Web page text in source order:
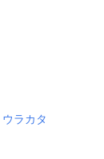
ウラカタ